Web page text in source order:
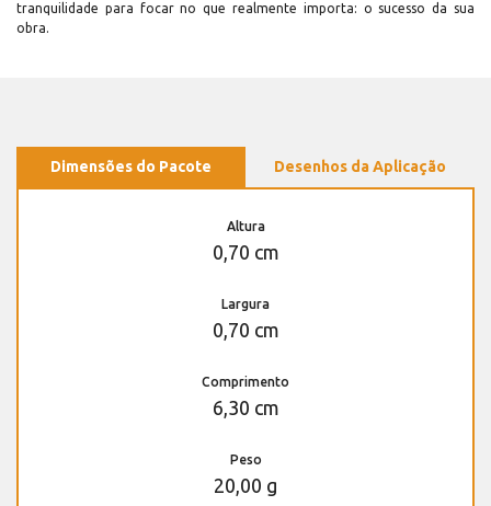
tranquilidade para focar no que realmente importa: o sucesso da sua
obra.
Dimensões do Pacote Desenhos da Aplicação
Altura
0,70 cm
Largura
0,70 cm
Comprimento
6,30 cm
Peso
20,00 g